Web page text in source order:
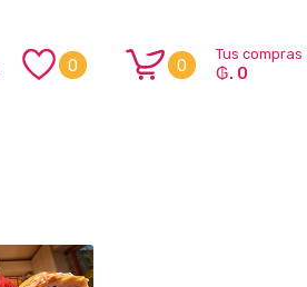
0 0
Tus compras
₲. 0